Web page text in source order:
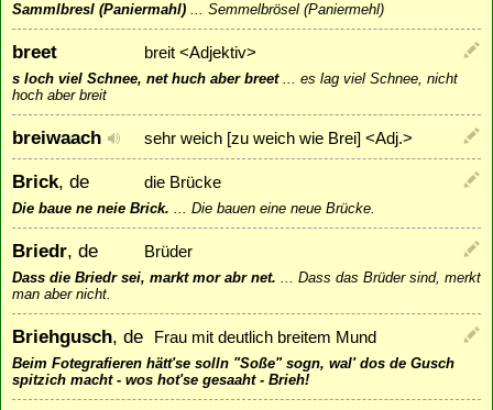
Sammlbresl (Paniermahl) ... Semmelbrösel (Paniermehl)
breet breit <Adjektiv>
s loch viel Schnee, net huch aber breet... es lag viel Schnee, nicht
hoch aber breit
breiwaach sehr weich [zu weich wie Brei] <Adj.>
Brick, de die Brücke
Die baue ne neie Brick. ... Die bauen eine neue Brücke.
Briedr, de Brüder
Dass die Briedr sei, markt mor abr net. ... Dass das Brüder sind, merkt
man aber nicht.
Briehgusch, de Frau mit deutlich breitem Mund
Beim Fotegrafieren hätt'se solln "Soße" sogn, wal' dos de Gusch
spitzich macht - wos hot'se gesaaht - Brieh!